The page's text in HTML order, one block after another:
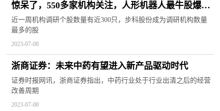
惊呆了，550多家机构关注，人形机器人最牛股爆
热！这些优质高成长股被盯上
近一周机构调研个股数量有近300只，步科股份成为调研机构数量
最多的股
2023-07-08
浙商证券：未来中药有望进入新产品驱动时代
证券时报网讯，浙商证券指出，中药行业处于行业出清之后的经营
改善周期
2023-07-08